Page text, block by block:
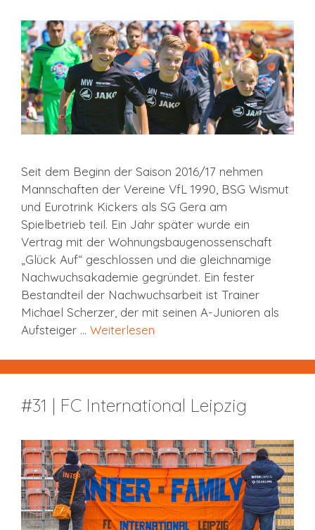
Seit dem Beginn der Saison 2016/17 nehmen
Mannschaften der Vereine VfL 1990, BSG Wismut
und Eurotrink Kickers als SG Gera am
Spielbetrieb teil. Ein Jahr später wurde ein
Vertrag mit der Wohnungsbaugenossenschaft
„Glück Auf“ geschlossen und die gleichnamige
Nachwuchsakademie gegründet. Ein fester
Bestandteil der Nachwuchsarbeit ist Trainer
Michael Scherzer, der mit seinen A-Junioren als
Aufsteiger … Weiterlesen
#31 | FC International Leipzig